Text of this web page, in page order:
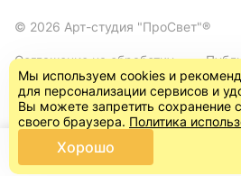
© 2026 Арт-студия "ПроСвет"®
Соглашение на обработку
персональных данных
Главная Каталог
Мы используем cookies и
для персонализации сервисов и
Вы можете запретить сохранение
своего браузера. Политика
Хорошо